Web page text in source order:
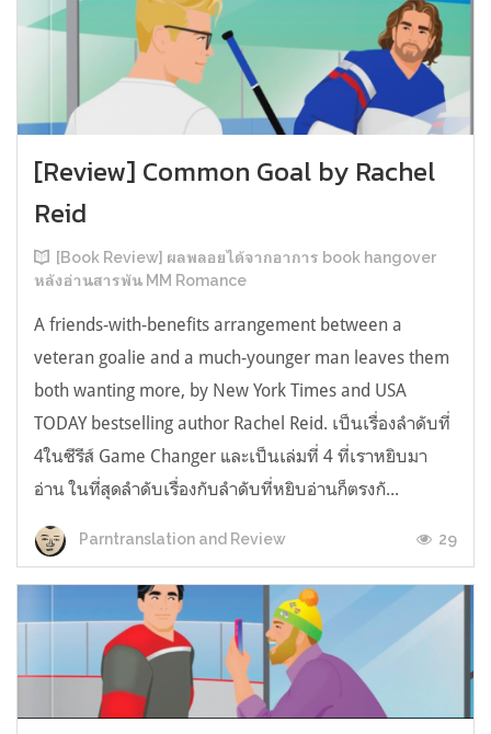
[Review] Common Goal by Rachel
Reid
[Book Review] ผลพลอยได้จากอาการ book hangover
หลังอ่านสารพัน MM Romance
A friends-with-benefits arrangement between a
veteran goalie and a much-younger man leaves them
both wanting more, by New York Times and USA
TODAY bestselling author Rachel Reid. เป็นเรื่องลำดับที่
4ในซีรีส์ Game Changer และเป็นเล่มที่ 4 ที่เราหยิบมา
อ่าน ในที่สุดลำดับเรื่องกับลำดับที่หยิบอ่านก็ตรงกั...
Parntranslation and Review 29